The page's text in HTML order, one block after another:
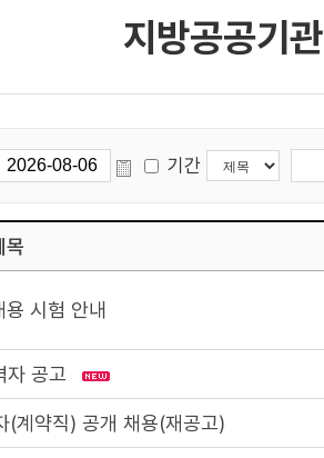
지방공공기관
기간
목
시험 안내
자 공고
(계약직) 공개 채용(재공고)